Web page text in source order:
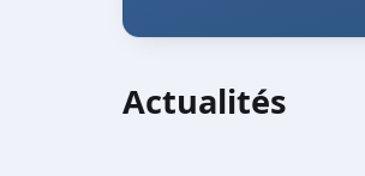
Actualités